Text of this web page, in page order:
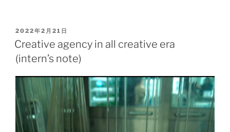
2022年2月21日
Creative agency in all creative era
(intern’s note)